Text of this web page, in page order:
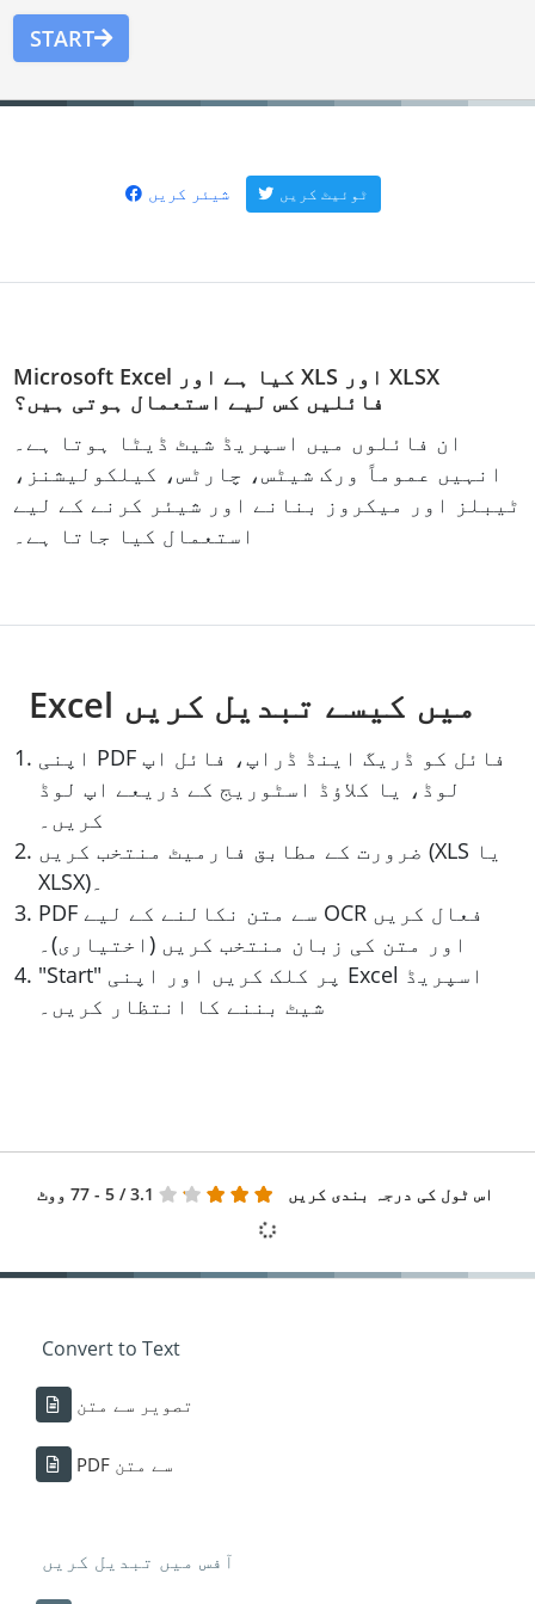
START
شیئر کریں ٹوئیٹ کریں
Microsoft Excel کیا ہے اور XLS اور XLSX
فائلیں کس لیے استعمال ہوتی ہیں؟
ان فائلوں میں اسپریڈ شیٹ ڈیٹا ہوتا ہے۔
انہیں عموماً ورک شیٹس، چارٹس، کیلکولیشنز،
ٹیبلز اور میکروز بنانے اور شیئر کرنے کے لیے
استعمال کیا جاتا ہے۔
Excel میں کیسے تبدیل کریں
اپنی PDF فائل کو ڈریگ اینڈ ڈراپ، فائل اپ
لوڈ، یا کلاؤڈ اسٹوریج کے ذریعے اپ لوڈ
کریں۔
ضرورت کے مطابق فارمیٹ منتخب کریں (XLS یا
XLSX)۔
PDF سے متن نکالنے کے لیے OCR فعال کریں
اور متن کی زبان منتخب کریں (اختیاری)۔
"Start" پر کلک کریں اور اپنی Excel اسپریڈ
شیٹ بننے کا انتظار کریں۔
اس ٹول کی درجہ بندی کریں 3.1 / 5 - 77 ووٹ
Convert to Text
تصویر سے متن
PDF سے متن
آفس میں تبدیل کریں